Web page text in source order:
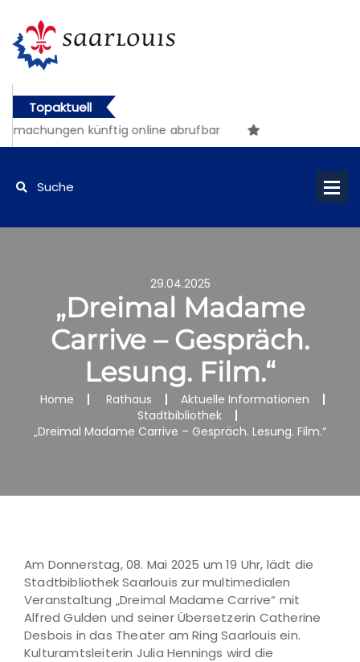
Topaktuell
künftig online abrufbar
29.04.2025
„Dreimal Madame
Carrive – Gespräch.
Lesung. Film.“
Home Rathaus
Aktuelle Informationen
Stadtbibliothek
„Dreimal Madame Carrive – Gespräch. Lesung. Film.“
Am Donnerstag, 08. Mai 2025 um 19 Uhr, lädt die
Stadtbibliothek Saarlouis zur multimedialen
Veranstaltung „Dreimal Madame Carrive“ mit
Alfred Gulden und seiner Übersetzerin Catherine
Desbois in das Theater am Ring Saarlouis ein.
Kulturamtsleiterin Julia Hennings wird die